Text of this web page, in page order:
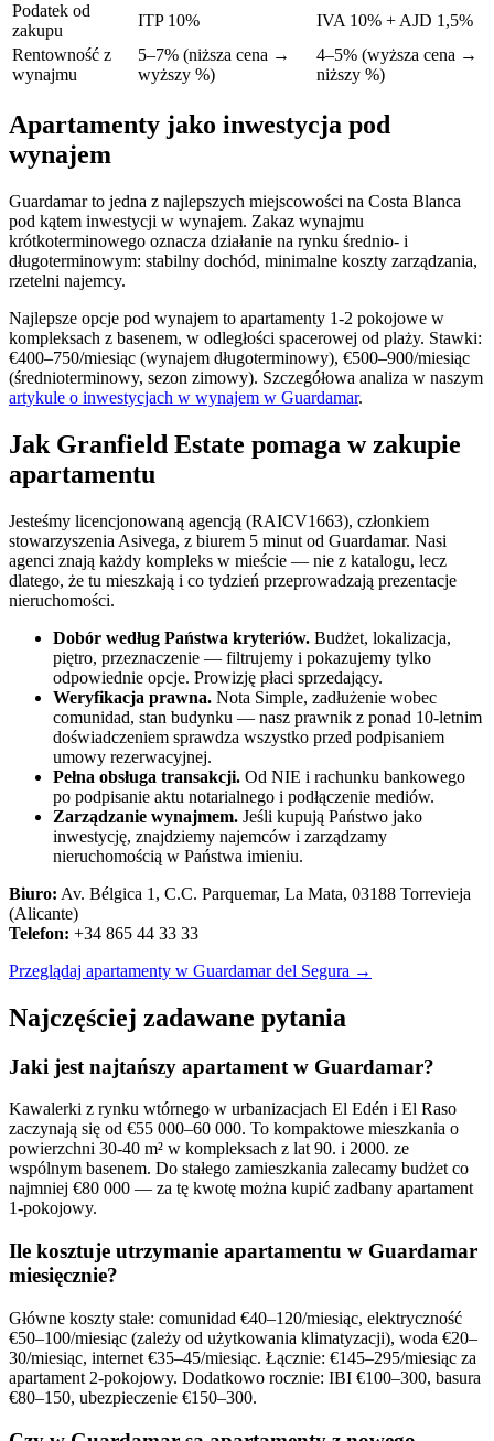
Podatek od
zakupu
ITP 10%
IVA 10% + AJD 1,5%
Rentowność z
wynajmu
5–7% (niższa cena →
wyższy %)
4–5% (wyższa cena →
niższy %)
Apartamenty jako inwestycja pod
wynajem
Guardamar to jedna z najlepszych miejscowości na Costa Blanca
pod kątem inwestycji w wynajem. Zakaz wynajmu
krótkoterminowego oznacza działanie na rynku średnio- i
długoterminowym: stabilny dochód, minimalne koszty zarządzania,
rzetelni najemcy.
Najlepsze opcje pod wynajem to apartamenty 1-2 pokojowe w
kompleksach z basenem, w odległości spacerowej od plaży. Stawki:
€400–750/miesiąc (wynajem długoterminowy), €500–900/miesiąc
(średnioterminowy, sezon zimowy). Szczegółowa analiza w naszym
artykule o inwestycjach w wynajem w Guardamar.
Jak Granfield Estate pomaga w zakupie
apartamentu
Jesteśmy licencjonowaną agencją (RAICV1663), członkiem
stowarzyszenia Asivega, z biurem 5 minut od Guardamar. Nasi
agenci znają każdy kompleks w mieście — nie z katalogu, lecz
dlatego, że tu mieszkają i co tydzień przeprowadzają prezentacje
nieruchomości.
Dobór według Państwa kryteriów. Budżet, lokalizacja,
piętro, przeznaczenie — filtrujemy i pokazujemy tylko
odpowiednie opcje. Prowizję płaci sprzedający.
Weryfikacja prawna. Nota Simple, zadłużenie wobec
comunidad, stan budynku — nasz prawnik z ponad 10-letnim
doświadczeniem sprawdza wszystko przed podpisaniem
umowy rezerwacyjnej.
Pełna obsługa transakcji. Od NIE i rachunku bankowego
po podpisanie aktu notarialnego i podłączenie mediów.
Zarządzanie wynajmem. Jeśli kupują Państwo jako
inwestycję, znajdziemy najemców i zarządzamy
nieruchomością w Państwa imieniu.
Biuro: Av. Bélgica 1, C.C. Parquemar, La Mata, 03188 Torrevieja
(Alicante)
Telefon: +34 865 44 33 33
Przeglądaj apartamenty w Guardamar del Segura →
Najczęściej zadawane pytania
Jaki jest najtańszy apartament w Guardamar?
Kawalerki z rynku wtórnego w urbanizacjach El Edén i El Raso
zaczynają się od €55 000–60 000. To kompaktowe mieszkania o
powierzchni 30-40 m² w kompleksach z lat 90. i 2000. ze
wspólnym basenem. Do stałego zamieszkania zalecamy budżet co
najmniej €80 000 — za tę kwotę można kupić zadbany apartament
1-pokojowy.
Ile kosztuje utrzymanie apartamentu w Guardamar
miesięcznie?
Główne koszty stałe: comunidad €40–120/miesiąc, elektryczność
€50–100/miesiąc (zależy od użytkowania klimatyzacji), woda €20–
30/miesiąc, internet €35–45/miesiąc. Łącznie: €145–295/miesiąc za
apartament 2-pokojowy. Dodatkowo rocznie: IBI €100–300, basura
€80–150, ubezpieczenie €150–300.